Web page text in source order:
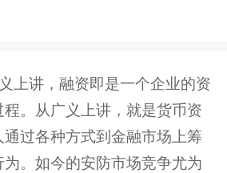
上讲，融资即是一个企业的资
。从广义上讲，就是货币资
过各种方式到金融市场上筹
。如今的安防市场竞争尤为